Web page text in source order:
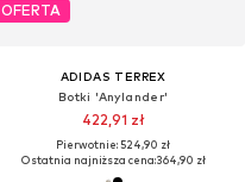
OFERTA
ADIDAS TERREX
Botki 'Anylander'
422,91 zł
Pierwotnie: 524,90 zł
Ostatnia najniższa cena:364,90 zł